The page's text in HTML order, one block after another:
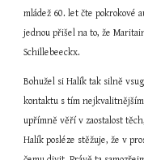
mládež 60. let čte pokrokové
jednou přišel na to, že
Schillebeeckx.
Bohužel si Halík tak silně
kontaktu s tím
upřímně věří v zaostalost
Halík posléze stěžuje, že v